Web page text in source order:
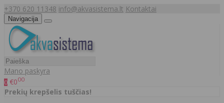
+370 620 11348 info@akvasistema.lt Kontaktai
Navigacija
Mano paskyra
0 €000
Prekių krepšelis tuščias!